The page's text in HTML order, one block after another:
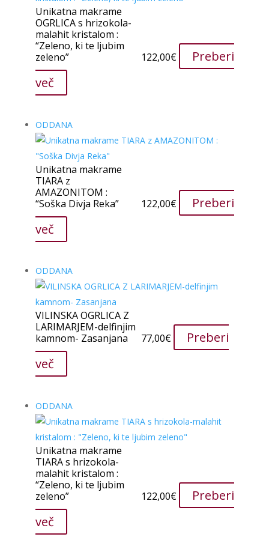
Unikatna makrame
OGRLICA s hrizokola-
malahit kristalom :
“Zeleno, ki te ljubim
zeleno”
122,00€
Preberi
več
ODDANA
Unikatna makrame
TIARA z
AMAZONITOM :
“Soška Divja Reka”
122,00€
Preberi
več
ODDANA
VILINSKA OGRLICA Z
LARIMARJEM-delfinjim
kamnom- Zasanjana
77,00€
Preberi
več
ODDANA
Unikatna makrame
TIARA s hrizokola-
malahit kristalom :
“Zeleno, ki te ljubim
zeleno”
122,00€
Preberi
več